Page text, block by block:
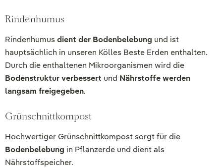
Rindenhumus
Rindenhumusdient der Bodenbelebung und ist
hauptsächlich in unseren Kölles Beste Erden enthalten.
Durch die enthaltenen Mikroorganismen wird die
Bodenstruktur verbessert und Nährstoffe werden
langsam freigegeben.
Grünschnittkompost
Hochwertiger Grünschnittkompost sorgt für die
Bodenbelebung in Pflanzerde und dient als
Nährstoffspeicher.